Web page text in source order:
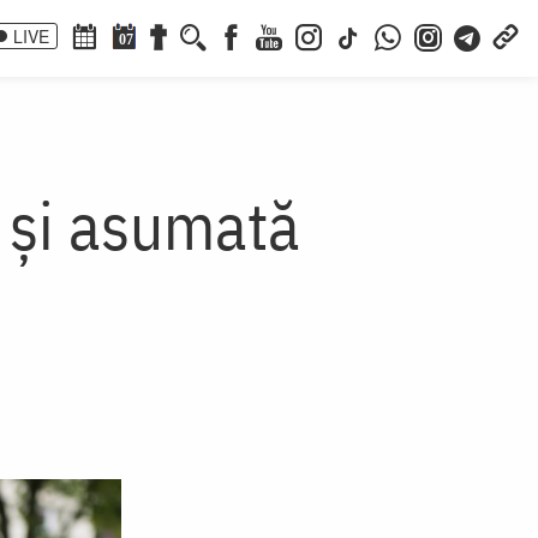
LIVE 07
asumată